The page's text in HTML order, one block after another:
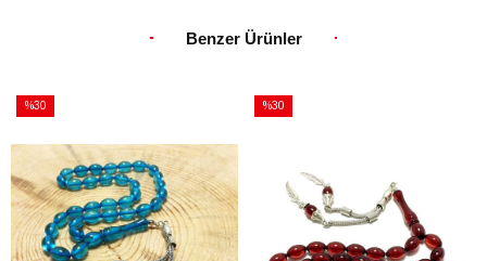
Benzer Ürünler
%30
%30İndirim
%30